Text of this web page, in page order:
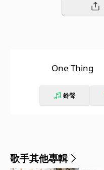
One Thing
鈴聲
歌手其他專輯